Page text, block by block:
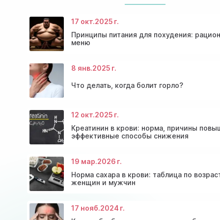
Скидки и акции на массаж в Киеве
Консультация эндокринолога и диагностика
щитовидной железы
Диагностика щитовидной железы
Акция: 20% скидки на консультации врачей!
17 окт.2025 г.
Принципы питания для похудения:
меню
8 янв.2025 г.
Что делать, когда болит горло?
12 окт.2025 г.
Креатинин в крови: норма, причины
эффективные способы снижения
19 мар.2026 г.
Норма сахара в крови: таблица по
женщин и мужчин
17 нояб.2024 г.